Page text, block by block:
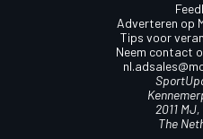
Adverteren op
Tips voor
Neem contact
2011
The